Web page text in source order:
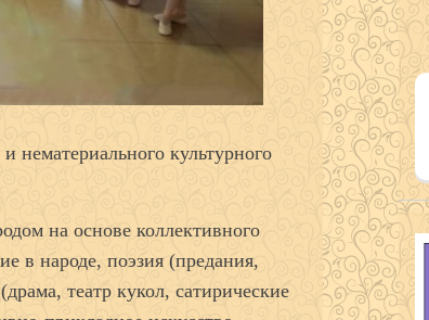
нематериального культурного
на основе коллективного
в народе, поэзия (предания,
театр кукол, сатирические